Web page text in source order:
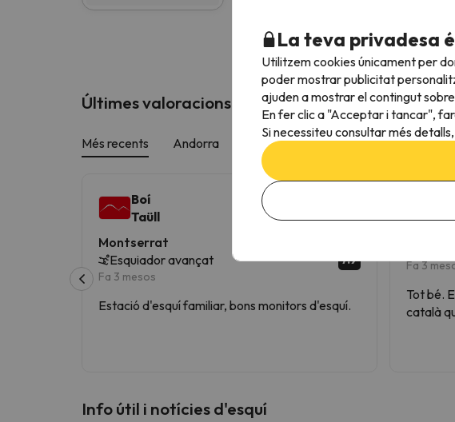
Últimes valoracions de les estacions
Més recents Andorra Espanya França Itàlia
Boí
Taüll
Montserrat
Esquiador avançat
Fa 3 mesos
7.9
Estació d'esquí familiar, bons monitors d'esquí.
Fa 3
Tot bé.
català
Info útil i notícies d'esquí
La teva privadesa
Utilitzem cookies únicament per
poder mostrar publicitat
ajuden a mostrar el contingut
En fer clic a "Acceptar i tancar",
Si necessiteu consultar més